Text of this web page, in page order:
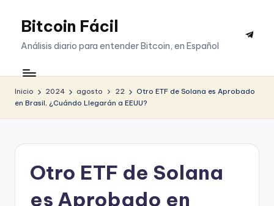
SaltarBitcoin Fácil
Análisis diario para entender Bitcoin, en Español
Inicio 2024 agosto 22
Otro ETF de Solana es Aprobado
en Brasil, ¿Cuándo Llegarán a EEUU?
Otro ETF de Solana
es Aprobado en